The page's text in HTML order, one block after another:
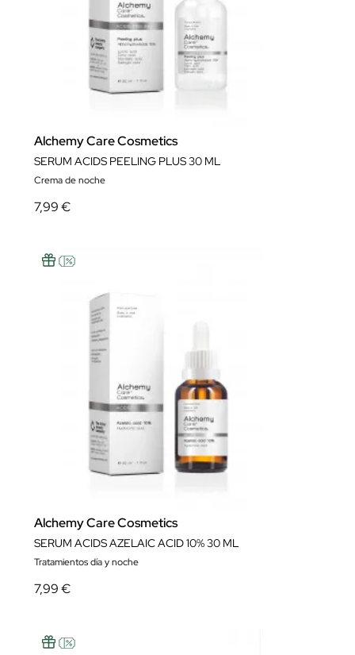
Alchemy Care Cosmetics
SERUM ACIDS PEELING PLUS 30 ML
Crema de noche
7,99 €
Alchemy Care Cosmetics
SERUM ACIDS AZELAIC ACID 10% 30 ML
Tratamientos día y noche
7,99 €